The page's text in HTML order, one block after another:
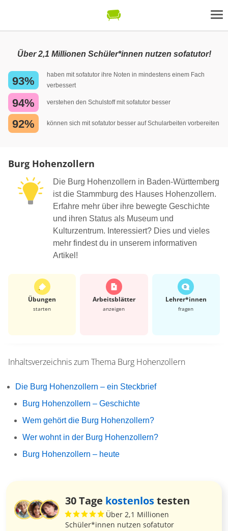
Über 2,1 Millionen Schüler*innen nutzen sofatutor!
93%
haben mit sofatutor ihre Noten in mindestens einem Fach
verbessert
94% verstehen den Schulstoff mit sofatutor besser
92% können sich mit sofatutor besser auf Schularbeiten vorbereiten
Burg Hohenzollern
Die Burg Hohenzollern in Baden-Württemberg
ist die Stammburg des Hauses Hohenzollern.
Erfahre mehr über ihre bewegte Geschichte
und ihren Status als Museum und
Kulturzentrum. Interessiert? Dies und vieles
mehr findest du in unserem informativen
Artikel!
Übungen
starten
Arbeits­blätter
anzeigen
Lehrer*​innen
fragen
Inhaltsverzeichnis zum Thema Burg Hohenzollern
Die Burg Hohenzollern – ein Steckbrief
Burg Hohenzollern – Geschichte
Wem gehört die Burg Hohenzollern?
Wer wohnt in der Burg Hohenzollern?
Burg Hohenzollern – heute
30 Tage kostenlostesten
Über 2,1 Millionen
Schüler*innen nutzen sofatutor